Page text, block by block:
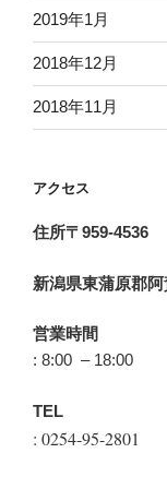
2019年1月
2018年12月
2018年11月
アクセス
住所〒959-4536
新潟県東蒲原郡
営業時間
: 8:00 – 18:00
TEL
: 0254-95-2801